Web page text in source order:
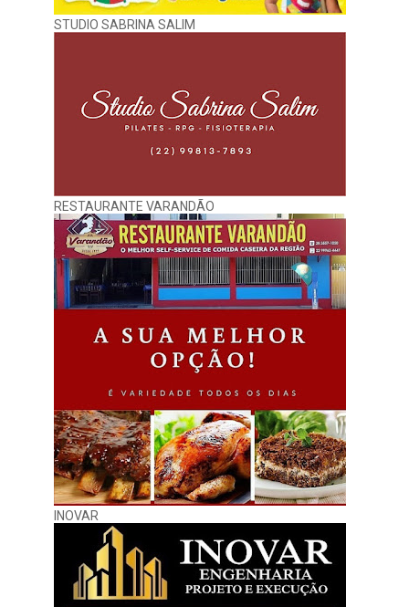
STUDIO SABRINA SALIM
RESTAURANTE VARANDÃO
INOVAR